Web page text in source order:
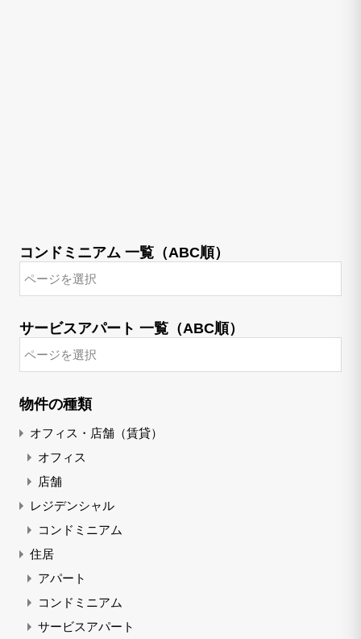
コンドミニアム 一覧（ABC順）
サービスアパート 一覧（ABC順）
物件の種類
オフィス・店舗（賃貸）
オフィス
店舗
レジデンシャル
コンドミニアム
住居
アパート
コンドミニアム
サービスアパート